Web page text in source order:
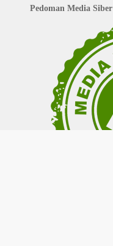
Pedoman Media Siber